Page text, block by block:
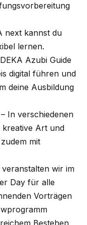
next kannst du
lernen.
Azubi Guide
digital führen und
deine Ausbildung
In verschiedenen
kreative Art und
mit
wir im
Day für alle
Vorträgen